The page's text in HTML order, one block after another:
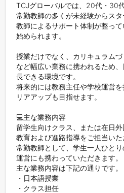
TCJグローバルでは、20代・30
常勤教師の多くが未経験からス
教師によるサポート体制が整っ
始められます。
授業だけでなく、カリキュラム
など幅広い業務に携われるため
長できる環境です。
将来的には教務主任や学校運営
リアアップも目指せます。
💻主な業務内容
留学生向けクラス、または在日
教育および進路指導をご担当いた
常勤教師として、学生一人ひと
運営にも携わっていただきます。
主な業務内容は下記の通りです。
・日本語授業
・クラス担任